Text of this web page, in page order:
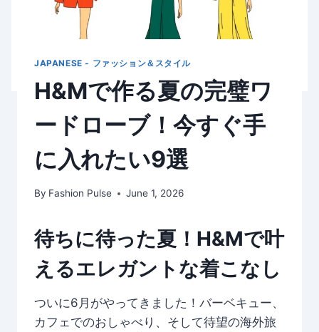
JAPANESE - ファッション＆スタイル
H&Mで作る夏の完璧ワ
ードローブ！今すぐ手
に入れたい9選
By Fashion Pulse June 1, 2026
待ちに待った夏！H&Mで叶
えるエレガントな着こなし
ついに6月がやってきました！バーベキュー、
カフェでのおしゃべり、そして待望の海外旅